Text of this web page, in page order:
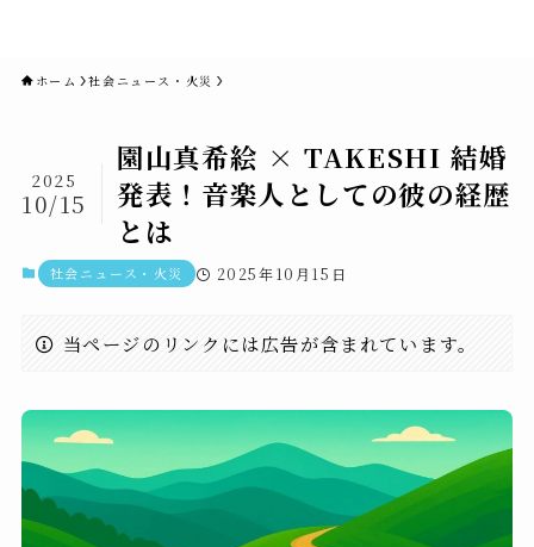
ホーム 社会ニュース・火災
園山真希絵 × TAKESHI 結婚
発表！音楽人としての彼の経歴
とは
2025
10/15
社会ニュース・火災 2025年10月15日
当ページのリンクには広告が含まれています。